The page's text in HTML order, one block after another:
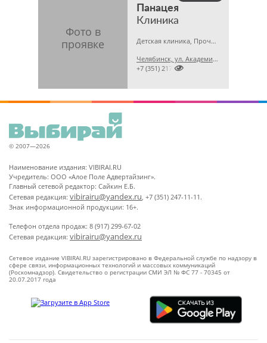
Панацея
Клиника
Детская клиника, Прочие медицинские учреждения, Медицинский центр
Челябинск, ул. Академика Королёва, 42

+7 (351) 2174165
© 2007—2026
Наименование издания: VIBIRAI.RU
Учредитель: ООО «Алое Поле Адвертайзинг».
Главный сетевой редактор: Сайкин Е.Б.
Сетевая редакция: vibirairu@yandex.ru, +7 (351) 247-11-11.
Знак информационной продукции: 16+.
Телефон отдела продаж: 8 (917) 299-67-02
Сетевая редакция: vibirairu@yandex.ru
Сетевое издание VIBIRAI.RU зарегистрировано в Федеральной службе по надзору в
сфере связи, информационных технологий и массовых коммуникаций
(Роскомнадзор). Свидетельство о регистрации СМИ ЭЛ № ФС 77 - 70345 от
20.07.2017 года